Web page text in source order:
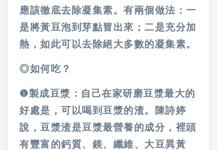
應該徹底去除凝集素。有兩個做法：一
是將黃豆泡到芽點冒出來；二是充分加
熱，如此可以去除絕大多數的凝集素。
◎如何吃？
❶製成豆漿：自己在家研磨豆漿最大的
好處是，可以喝到豆漿的渣。陳詩婷
說，豆漿渣是豆漿最營養的成分，裡頭
有豐富的鈣質、鎂、纖維、大豆異黃